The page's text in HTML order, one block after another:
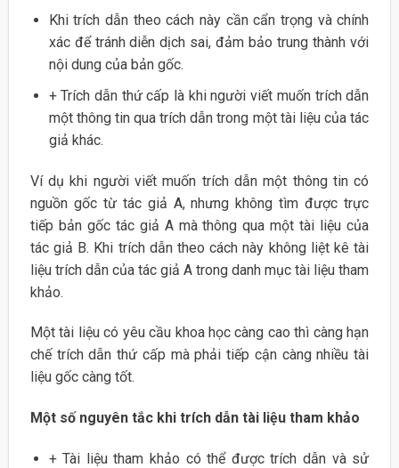
Khi trích dẫn theo cách này cần cẩn trọng và chính
xác để tránh diễn dịch sai, đảm bảo trung thành với
nội dung của bản gốc.
+ Trích dẫn thứ cấp là khi người viết muốn trích dẫn
một thông tin qua trích dẫn trong một tài liệu của tác
giả khác.
Ví dụ khi người viết muốn trích dẫn một thông tin có
nguồn gốc từ tác giả A, nhưng không tìm được trực
tiếp bản gốc tác giả A mà thông qua một tài liệu của
tác giả B. Khi trích dẫn theo cách này không liệt kê tài
liệu trích dẫn của tác giả A trong danh mục tài liệu tham
khảo.
Một tài liệu có yêu cầu khoa học càng cao thì càng hạn
chế trích dẫn thứ cấp mà phải tiếp cận càng nhiều tài
liệu gốc càng tốt.
Một số nguyên tắc khi trích dẫn tài liệu tham khảo
+ Tài liệu tham khảo có thể được trích dẫn và sử